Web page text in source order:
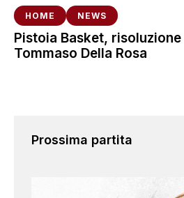
HOME NEWS
Pistoia Basket,
Tommaso Della Rosa
Prossima partita